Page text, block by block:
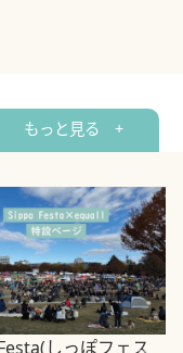
もっと見る +
しっぽフェス